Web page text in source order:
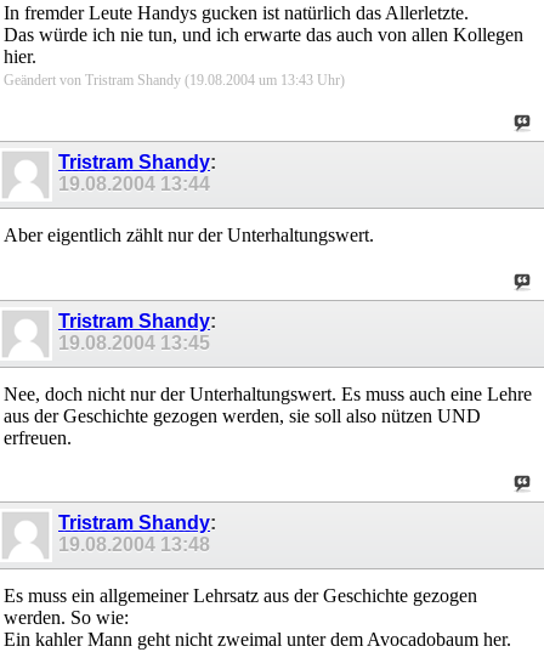
In fremder Leute Handys gucken ist natürlich das Allerletzte.
Das würde ich nie tun, und ich erwarte das auch von allen Kollegen
hier.
Geändert von Tristram Shandy (19.08.2004 um 13:43 Uhr)
Tristram Shandy:
19.08.2004 13:44
Aber eigentlich zählt nur der Unterhaltungswert.
Tristram Shandy:
19.08.2004 13:45
Nee, doch nicht nur der Unterhaltungswert. Es muss auch eine Lehre
aus der Geschichte gezogen werden, sie soll also nützen UND
erfreuen.
Tristram Shandy:
19.08.2004 13:48
Es muss ein allgemeiner Lehrsatz aus der Geschichte gezogen
werden. So wie:
Ein kahler Mann geht nicht zweimal unter dem Avocadobaum her.